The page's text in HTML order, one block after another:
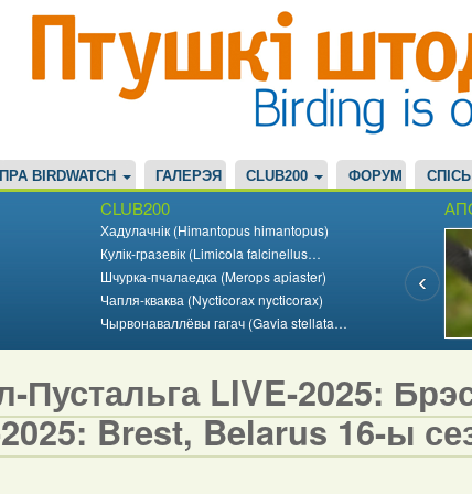
ПРА BIRDWATCH ГАЛЕРЭЯ CLUB200 ФОРУМ
CLUB200
Хадулачнік (Himantopus himantopus)
Кулік-гразевік (Limicola falcinellus…
Шчурка-пчалаедка (Merops apiaster)
Чапля-кваква (Nycticorax nycticorax)
Чырвонаваллёвы гагач (Gavia stellata…
Пустальга LIVE-2025:
Brest, Belarus 16-ы